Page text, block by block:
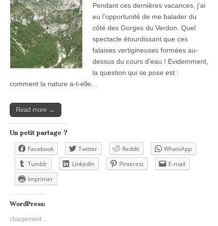
Pendant ces dernières vacances, j’ai
eu l’opportunité de me balader du
côté des Gorges du Verdon. Quel
spectacle étourdissant que ces
falaises vertigineuses formées au-
dessus du cours d’eau ! Evidemment,
la question qui se pose est :
comment la nature a-t-elle…
Read more →
Un petit partage ?
Facebook Twitter Reddit
WhatsApp
Tumblr
LinkedIn Pinterest
E-mail
Imprimer
WordPress:
chargement…